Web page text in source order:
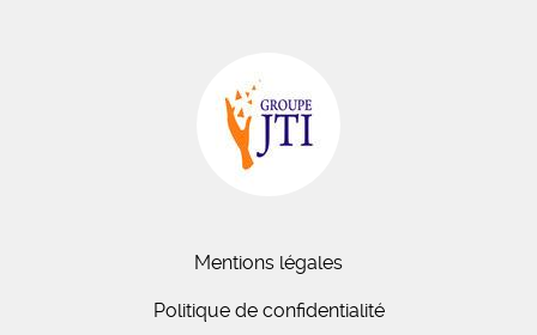
Mentions légales
Politique de confidentialité